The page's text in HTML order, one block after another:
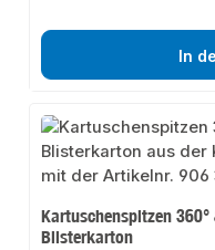
In
Kartuschenspitzen
Blisterkarton